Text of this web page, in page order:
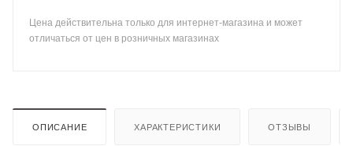
Цена действительна только для интернет-магазина и может
отличаться от цен в розничных магазинах
ОПИСАНИЕ ХАРАКТЕРИСТИКИ ОТЗЫВЫ